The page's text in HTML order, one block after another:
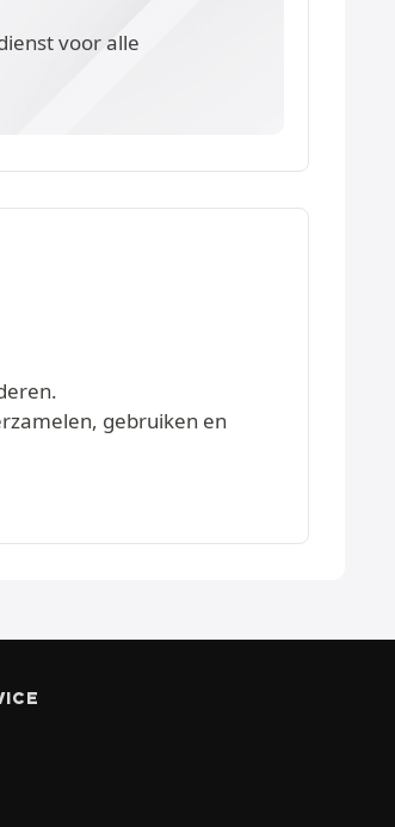
voor alle
gebruiken en